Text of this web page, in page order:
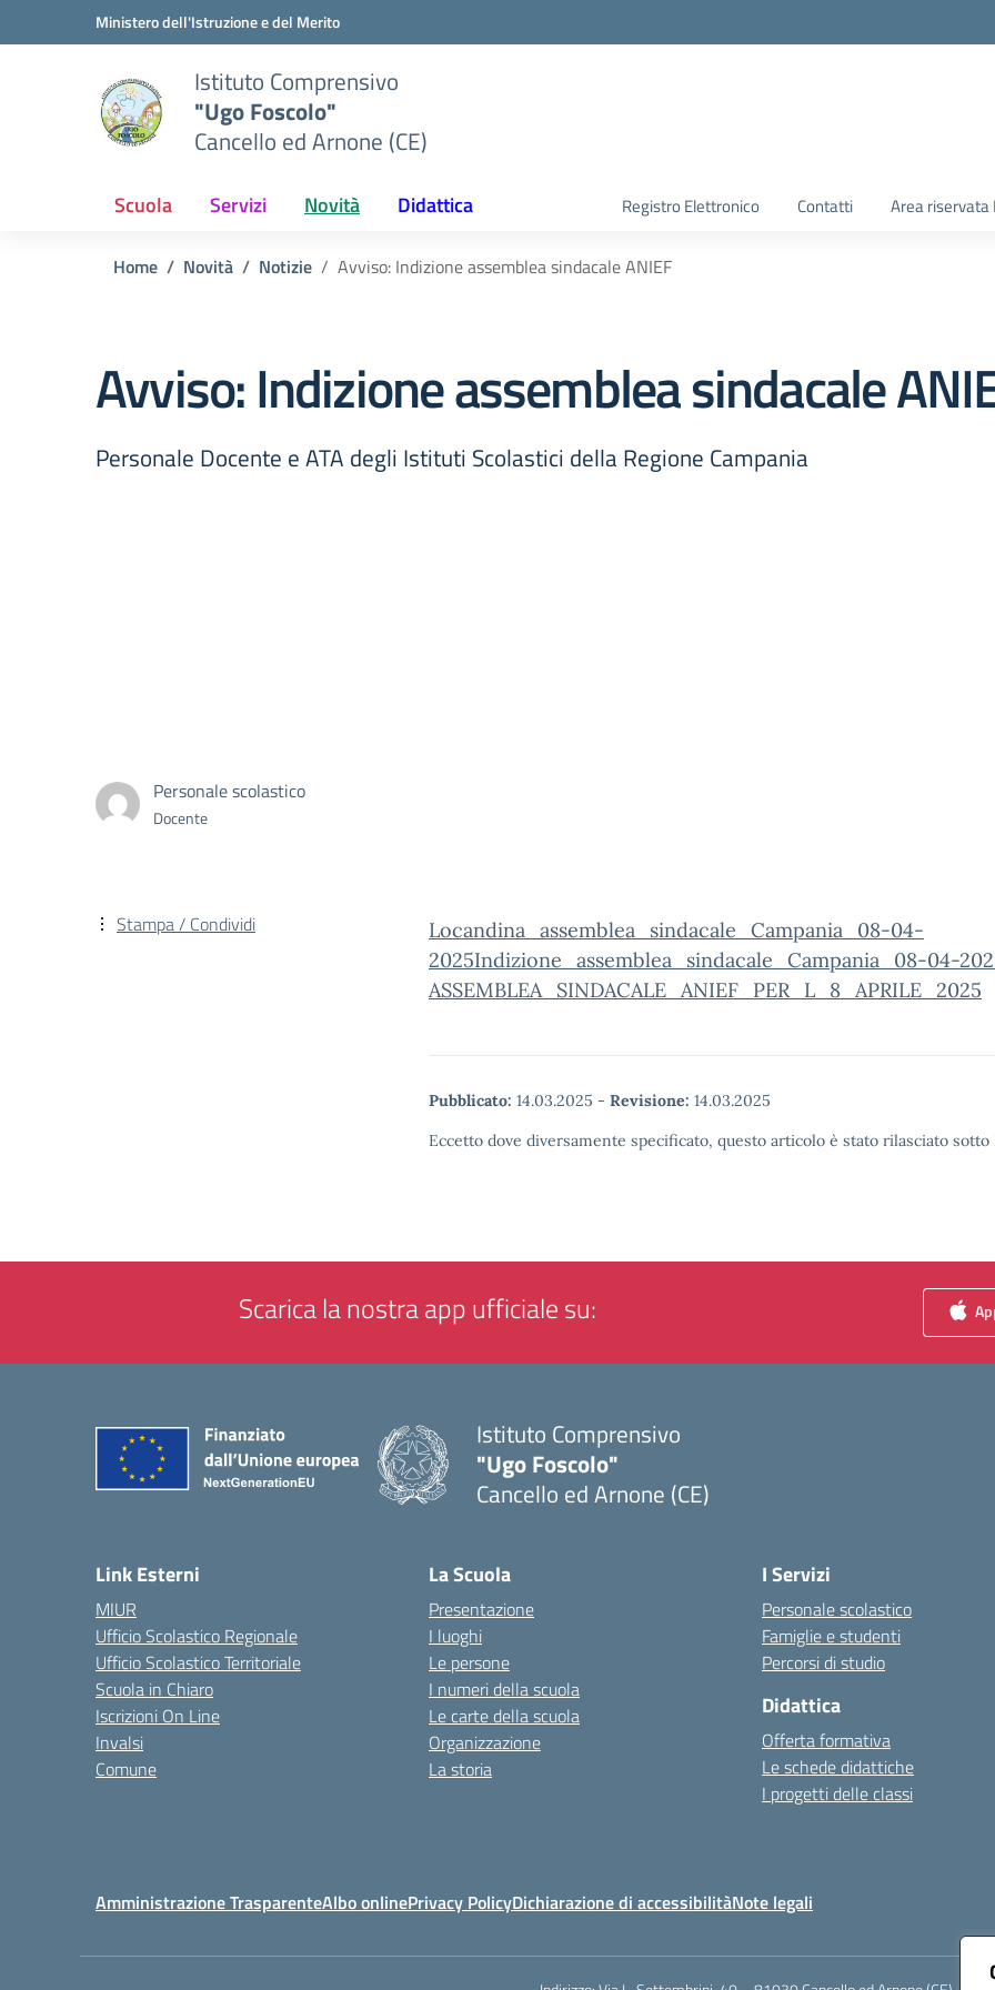
Vai ai contenuti
Vai al menu di navigazioneMinistero dell'Istruzione e del Merito
Istituto Comprensivo
"Ugo Foscolo"
Cancello ed Arnone (CE)
Scuola Servizi Novità Didattica Registro Elettronico Contatti Area riservata
Home Novità Notizie Avviso: Indizione assemblea sindacale ANIEF
Avviso: Indizione assemblea sindacale
Personale Docente e ATA degli Istituti Scolastici della Regione Campania
Personale scolastico
Docente
Locandina_assemblea_sindacale_Campania_08-04-
2025Indizione_assemblea_sindacale_Campania_08-04-
ASSEMBLEA_SINDACALE_ANIEF_PER_L_8_APRILE_2025
Pubblicato: 14.03.2025 - Revisione: 14.03.2025
Eccetto dove diversamente specificato, questo articolo è stato rilasciato
Stampa / Condividi
Scarica la nostra app ufficiale su:
Istituto Comprensivo
"Ugo Foscolo"
Cancello ed Arnone (CE)
Link Esterni
MIUR
Ufficio Scolastico Regionale
Ufficio Scolastico Territoriale
Scuola in Chiaro
Iscrizioni On Line
Invalsi
Comune
La Scuola
Presentazione
I luoghi
Le persone
I numeri della scuola
Le carte della scuola
Organizzazione
La storia
I Servizi
Personale scolastico
Famiglie e studenti
Percorsi di studio
Didattica
Offerta formativa
Le schede didattiche
I progetti delle classi
Amministrazione TrasparenteAlbo onlinePrivacy PolicyDichiarazione di accessibilitàNote legali